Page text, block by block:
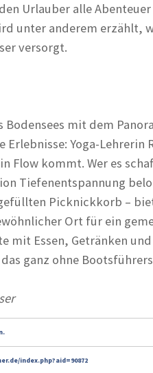
Urlauber alle
unter anderem erzählt,
versorgt.
mit dem
Yoga-Lehrerin
Flow kommt. Wer es
Tiefenentspannung
Picknickkorb –
Ort für ein
mit Essen, Getränken
ganz ohne
index.php?aid=90872